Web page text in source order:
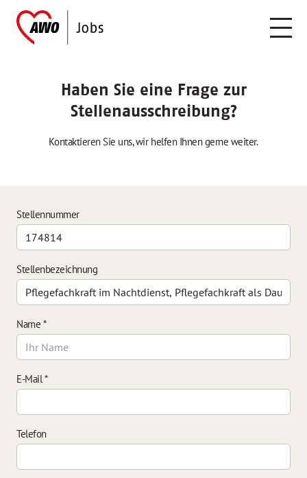
Haben Sie eine Frage zur
Stellenausschreibung?
Kontaktieren Sie uns, wir helfen Ihnen gerne weiter.
Stellennummer
Stellenbezeichnung
Name *
E-Mail*
Telefon